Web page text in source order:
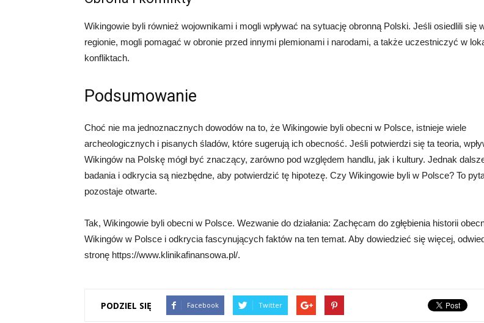
Wikingowie byli również wojownikami i mogli wpływać na sytuację obronną Polski. Jeśli osiedlili się
regionie, mogli pomagać w obronie przed innymi plemionami i narodami, a także uczestniczyć w
konfliktach.
Podsumowanie
Choć nie ma jednoznacznych dowodów na to, że Wikingowie byli obecni w Polsce, istnieje wiele
archeologicznych i pisanych śladów, które sugerują ich obecność. Jeśli potwierdzi się ta teoria,
Wikingów na Polskę mógł być znaczący, zarówno pod względem handlu, jak i kultury. Jednak
badania i odkrycia są niezbędne, aby potwierdzić tę hipotezę. Czy Wikingowie byli w Polsce? To
pozostaje otwarte.
Tak, Wikingowie byli obecni w Polsce. Wezwanie do działania: Zachęcam do zgłębienia historii
Wikingów w Polsce i odkrycia fascynujących faktów na ten temat. Aby dowiedzieć się więcej,
stronę https://www.klinikafinansowa.pl/.
PODZIEL SIĘ Facebook Twitter